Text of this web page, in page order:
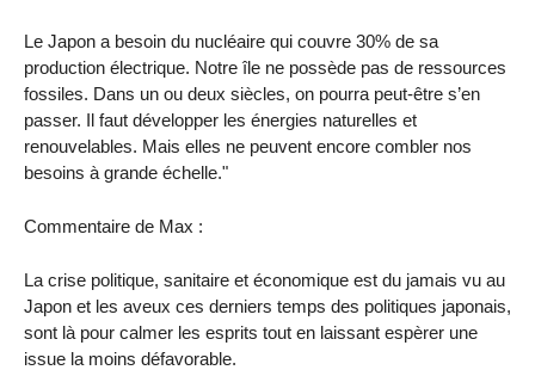
Le Japon a besoin du nucléaire qui couvre 30% de sa
production électrique. Notre île ne possède pas de ressources
fossiles. Dans un ou deux siècles, on pourra peut-être s’en
passer. Il faut développer les énergies naturelles et
renouvelables. Mais elles ne peuvent encore combler nos
besoins à grande échelle."
Commentaire de Max :
La crise politique, sanitaire et économique est du jamais vu au
Japon et les aveux ces derniers temps des politiques japonais,
sont là pour calmer les esprits tout en laissant espèrer une
issue la moins défavorable.